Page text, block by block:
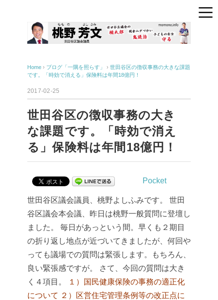
Home › ブログ「一隅を照らす」 › 世田谷区の徴収事務の大きな課題
です。「時効で消える」保険料は年間18億円！
2017-02-25
世田谷区の徴収事務の大き
な課題です。「時効で消え
る」保険料は年間18億円！
Pocket
世田谷区議会議員、桃野よしふみです。
世田
谷区議会本会議、昨日は桃野一般質問に登壇し
ました。
毎日があっという間。早くも２期目
の折り返し地点が近づいてきましたが、何回や
っても議場での質問は緊張します。もちろん、
良い緊張感ですが。
さて、今回の質問は大き
く４項目。
１）国民健康保険の事務の適正化
について ２）区営住宅管理条例等の改正点に